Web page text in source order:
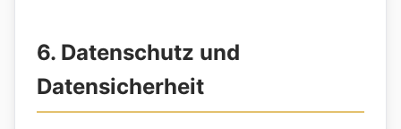
6. Datenschutz und
Datensicherheit